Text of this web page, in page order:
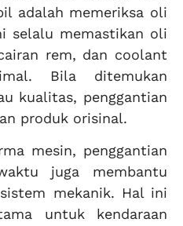
adalah memeriksa oli
selalu memastikan oli
rem, dan coolant
Bila ditemukan
kualitas, penggantian
produk orisinal.
mesin, penggantian
juga membantu
mekanik. Hal ini
untuk kendaraan